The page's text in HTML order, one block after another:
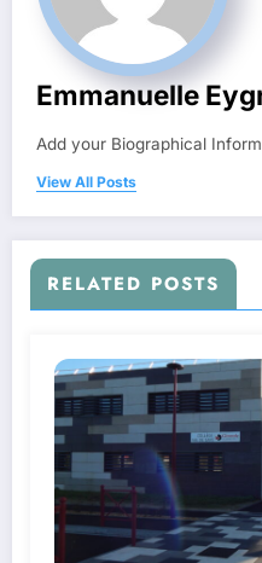
Emmanuelle
Add your Biographical
View All Posts
RELATED POSTS